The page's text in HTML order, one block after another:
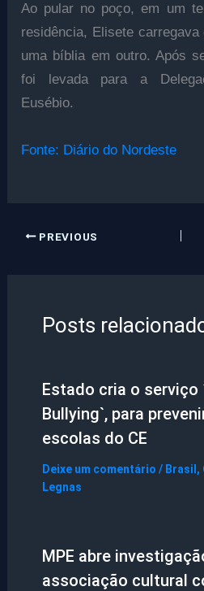
Ao pular no poço, em um
residência, Elisete
uma bíblia em outro. Após
foi levada para a
Eusébio.
Fonte: Diário do Nordeste
PREVIOUS
Posts
Estado cria o serviço
Bullying`, para
escolas do CE
Deixe um comentário / Brasil,
Legnas
MPE abre
associação cultural